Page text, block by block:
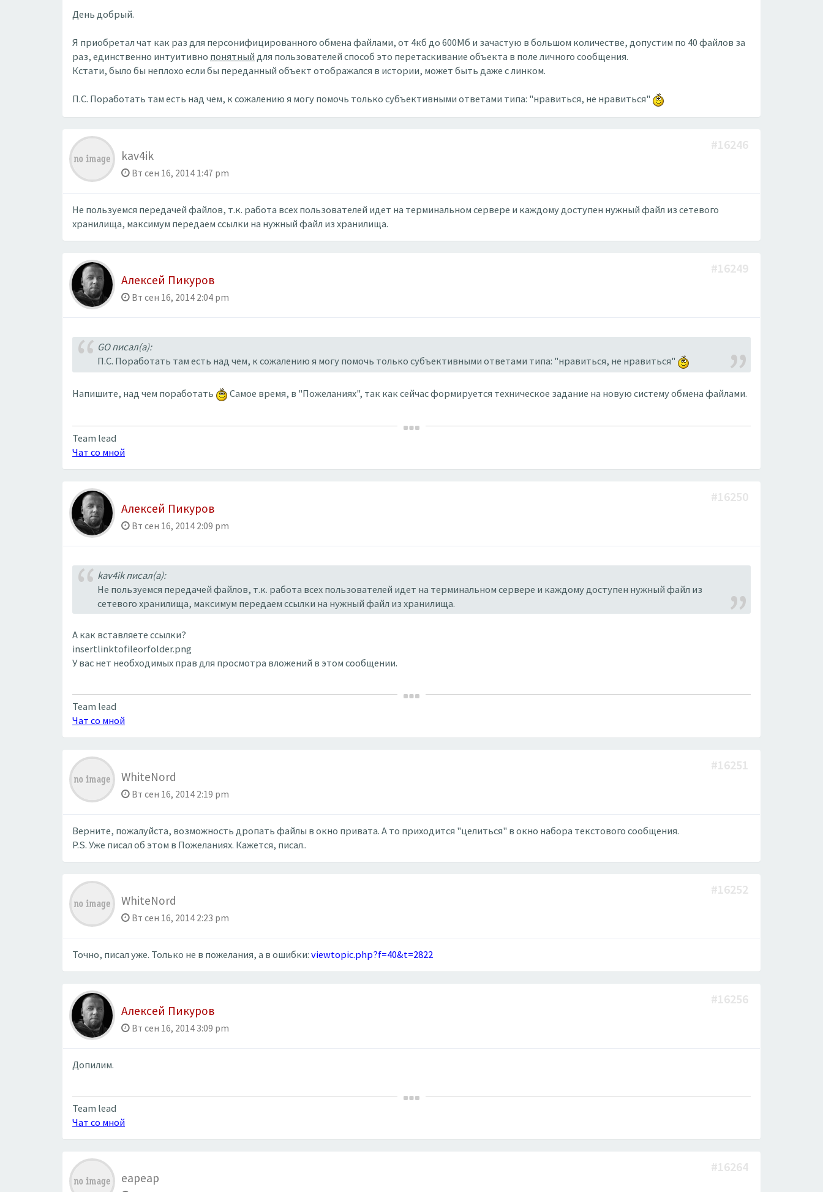
День добрый.
Я приобретал чат как раз для персонифицированного обмена файлами, от 4кб до 600Мб и зачастую в большом количестве, допустим по 40 файлов за
раз, единственно интуитивно понятныйдля пользователей способ это перетаскивание объекта в поле личного сообщения.
Кстати, было бы неплохо если бы переданный объект отображался в истории, может быть даже с линком.
П.С. Поработать там есть над чем, к сожалению я могу помочь только субъективными ответами типа: "нравиться, не нравиться"
kav4ik
Вт сен 16, 2014 1:47 pm
#16246
Не пользуемся передачей файлов, т.к. работа всех пользователей идет на терминальном сервере и каждому доступен нужный файл из сетевого
хранилища, максимум передаем ссылки на нужный файл из хранилища.
Алексей Пикуров
Вт сен 16, 2014 2:04 pm
#16249
GO писал(а):
П.С. Поработать там есть над чем, к сожалению я могу помочь только субъективными ответами типа: "нравиться, не нравиться"
Напишите, над чем поработать Самое время, в "Пожеланиях", так как сейчас формируется техническое задание на новую систему обмена файлами.
Team lead
Чат со мной
Алексей Пикуров
Вт сен 16, 2014 2:09 pm
#16250
kav4ik писал(а):
Не пользуемся передачей файлов, т.к. работа всех пользователей идет на терминальном сервере и каждому доступен нужный файл из
сетевого хранилища, максимум передаем ссылки на нужный файл из хранилища.
А как вставляете ссылки?
insertlinktofileorfolder.png
У вас нет необходимых прав для просмотра вложений в этом сообщении.
Team lead
Чат со мной
WhiteNord
Вт сен 16, 2014 2:19 pm
#16251
Верните, пожалуйста, возможность дропать файлы в окно привата. А то приходится "целиться" в окно набора текстового сообщения.
P.S. Уже писал об этом в Пожеланиях. Кажется, писал..
WhiteNord
Вт сен 16, 2014 2:23 pm
#16252
Точно, писал уже. Только не в пожелания, а в ошибки:viewtopic.php?f=40&t=2822
Алексей Пикуров
Вт сен 16, 2014 3:09 pm
#16256
Допилим.
Team lead
Чат со мной
eapeap
#16264